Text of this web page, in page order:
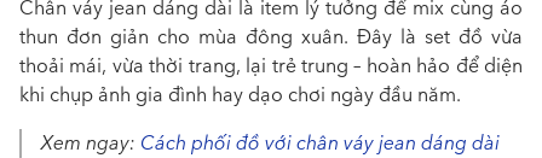
Chân váy jean dáng dài là item lý tưởng để mix cùng áo
thun đơn giản cho mùa đông xuân. Đây là set đồ vừa
thoải mái, vừa thời trang, lại trẻ trung – hoàn hảo để diện
khi chụp ảnh gia đình hay dạo chơi ngày đầu năm.
Xem ngay: Cách phối đồ với chân váy jean dáng dài